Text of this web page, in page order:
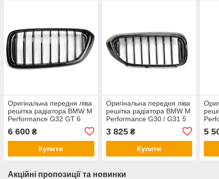
Оригінальна передня ліва
решітка радіатора BMW M
Performance G32 GT 6
6 600 ₴
Купити
Оригінальна передня ліва
решітка радіатора BMW M
Performance G30 / G31 5
3 825₴
Купити
5
Акційні пропозиції та новинки